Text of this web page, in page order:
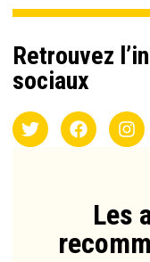
Retrouvez
sociaux
Les